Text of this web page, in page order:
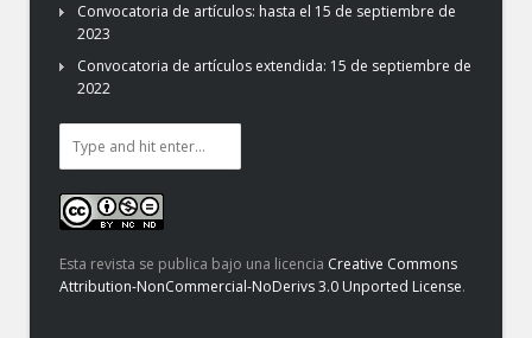
Convocatoria de artículos: hasta el 15 de septiembre de
2023
Convocatoria de artículos extendida: 15 de septiembre de
2022
Esta revista se publica bajo una licencia Creative Commons
Attribution-NonCommercial-NoDerivs 3.0 Unported License.